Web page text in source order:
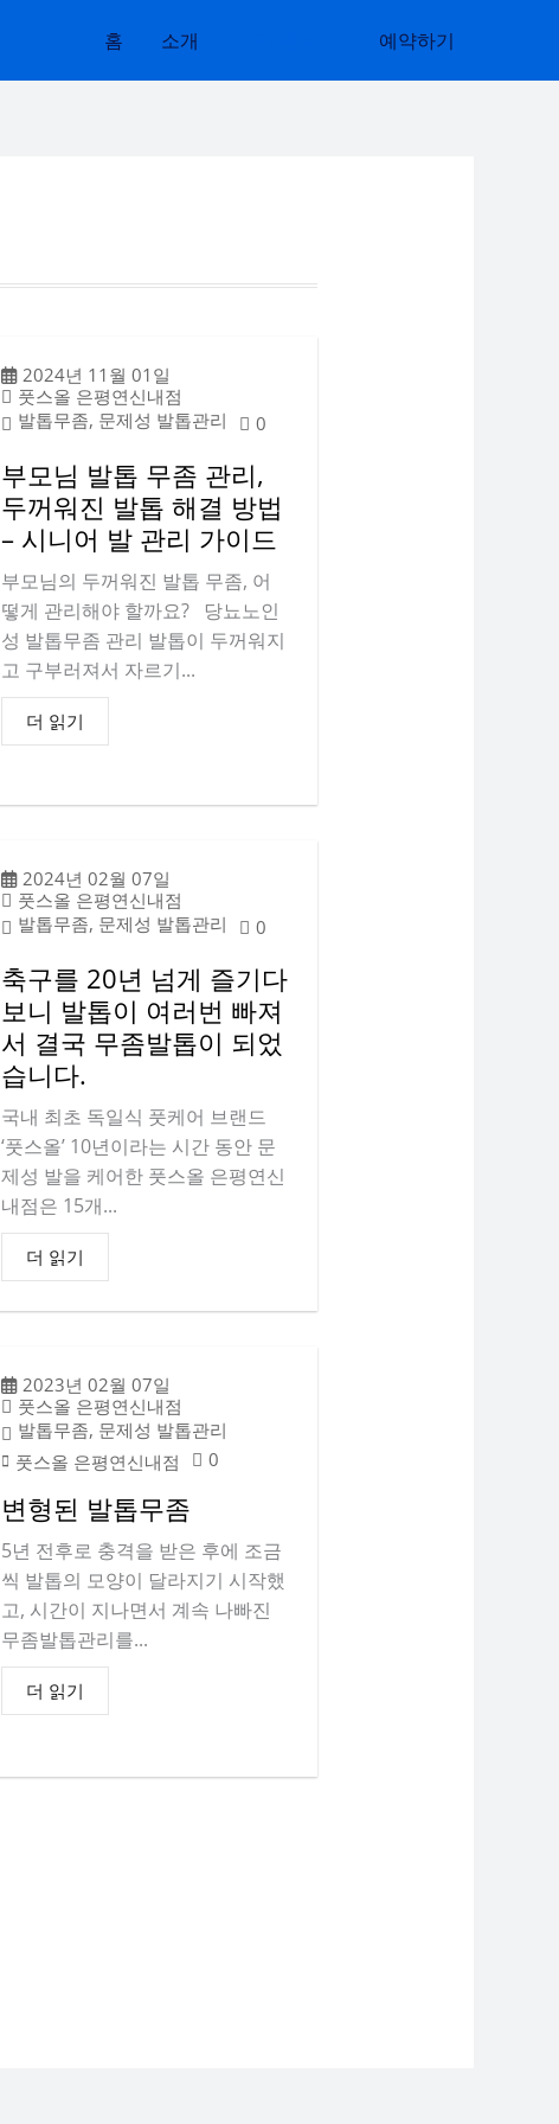
홈 소개 예약하기
2024년 11월 01일
풋스올 은평연신내점
발톱무좀, 문제성 발톱관리
0
부모님 발톱 무좀 관리,
두꺼워진 발톱 해결 방법
– 시니어 발 관리 가이드
부모님의 두꺼워진 발톱 무좀, 어
떻게 관리해야 할까요? 당뇨노인
성 발톱무좀 관리 발톱이 두꺼워지
고 구부러져서 자르기...
더 읽기
2024년 02월 07일
풋스올 은평연신내점
발톱무좀, 문제성 발톱관리
0
축구를 20년 넘게 즐기다
보니 발톱이 여러번 빠져
서 결국 무좀발톱이 되었
습니다.
국내 최초 독일식 풋케어 브랜드
‘풋스올’ 10년이라는 시간 동안 문
제성 발을 케어한 풋스올 은평연신
내점은 15개...
더 읽기
2023년 02월 07일
풋스올 은평연신내점
발톱무좀, 문제성 발톱관리
풋스올 은평연신내점
0
변형된 발톱무좀
5년 전후로 충격을 받은 후에 조금
씩 발톱의 모양이 달라지기 시작했
고, 시간이 지나면서 계속 나빠진
무좀발톱관리를...
더 읽기